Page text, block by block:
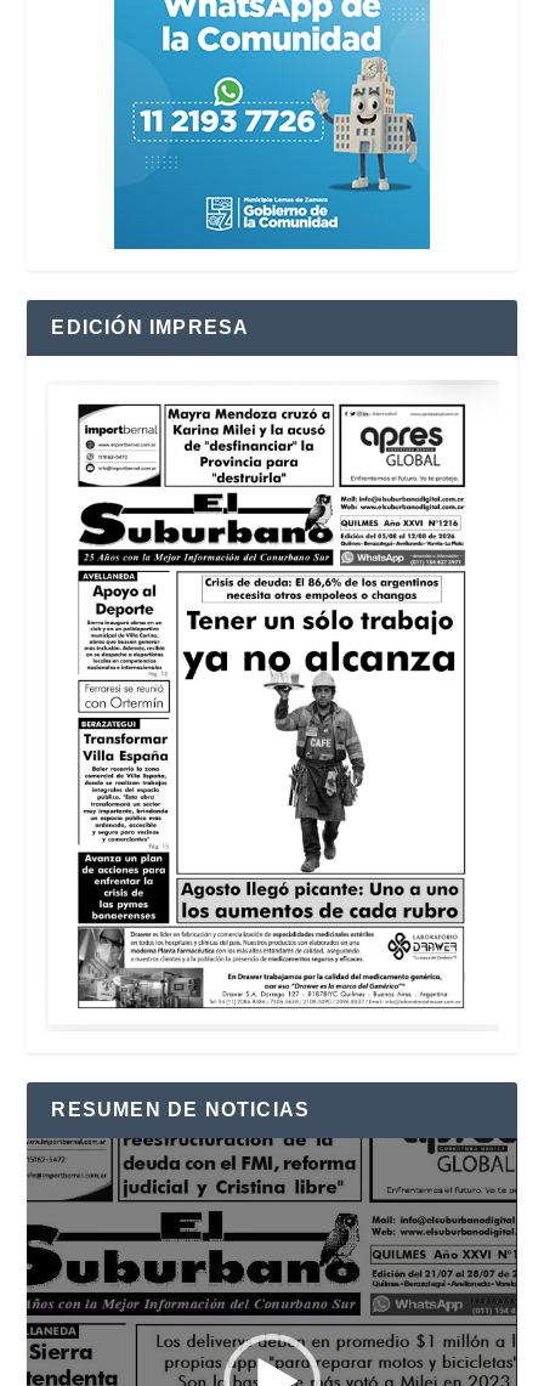
EDICIÓN IMPRESA
RESUMEN DE NOTICIAS
Reproductor
de
vídeo